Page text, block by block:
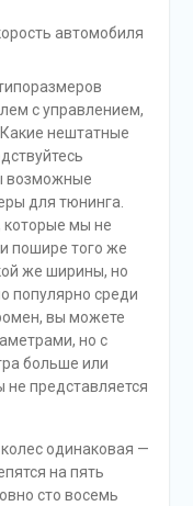
автомобиля
с управлением,
нештатные
возможные
для тюнинга.
которые мы не
пошире того же
же ширины, но
популярно среди
вы можете
но с
больше или
представляется
одинаковая —
на пять
сто восемь